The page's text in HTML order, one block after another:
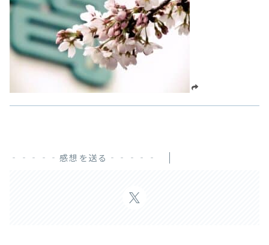
‐‐‐‐‐感想を送る‐‐‐‐‐